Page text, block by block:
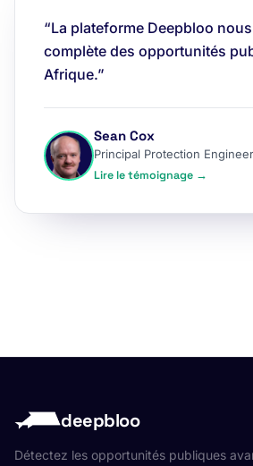
“La plateforme Deepbloo
complète des opportunités
Afrique.”
Sean Cox
Principal Protection Engineer
Lire le témoignage →
deepbloo
Détectez les opportunités publiques